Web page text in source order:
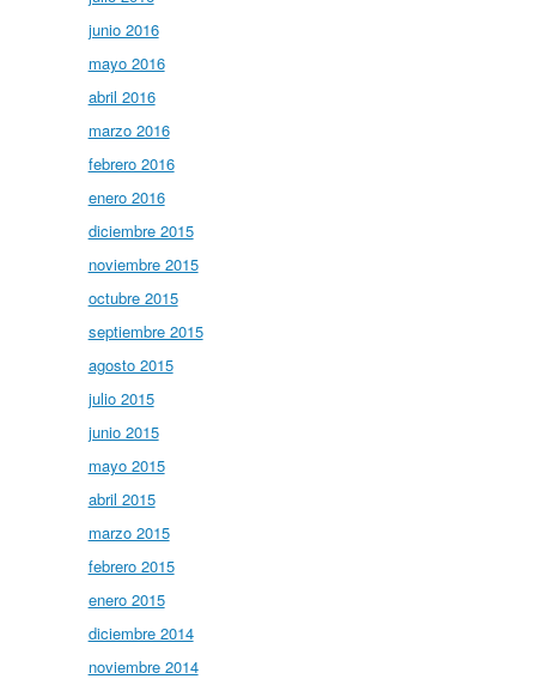
junio 2016
mayo 2016
abril 2016
marzo 2016
febrero 2016
enero 2016
diciembre 2015
noviembre 2015
octubre 2015
septiembre 2015
agosto 2015
julio 2015
junio 2015
mayo 2015
abril 2015
marzo 2015
febrero 2015
enero 2015
diciembre 2014
noviembre 2014